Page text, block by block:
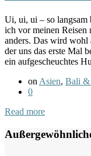
Ui, ui, ui – so langsam
ich vor meinen Reisen
anders. Das wird wohl
der uns das erste Mal
ein aufgescheuchtes
on Asien, Bali &
0
Read more